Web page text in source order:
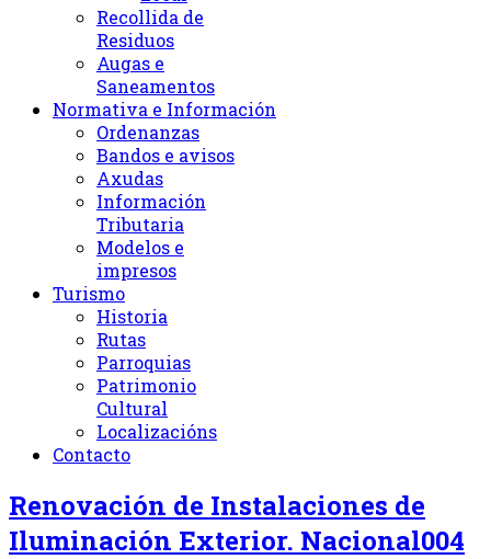
Recollida de
Residuos
Augas e
Saneamentos
Normativa e Información
Ordenanzas
Bandos e avisos
Axudas
Información
Tributaria
Modelos e
impresos
Turismo
Historia
Rutas
Parroquias
Patrimonio
Cultural
Localizacións
Contacto
Renovación de Instalaciones de
Iluminación Exterior. Nacional004